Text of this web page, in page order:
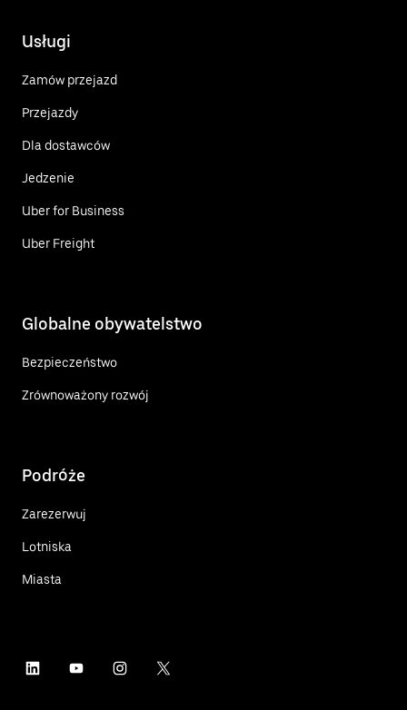
Usługi
Zamów przejazd
Przejazdy
Dla dostawców
Jedzenie
Uber for Business
Uber Freight
Globalne obywatelstwo
Bezpieczeństwo
Zrównoważony rozwój
Podróże
Zarezerwuj
Lotniska
Miasta